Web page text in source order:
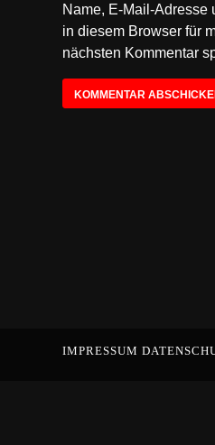
Name, E-Mail-Adresse
in diesem Browser für
nächsten Kommentar
IMPRESSUM